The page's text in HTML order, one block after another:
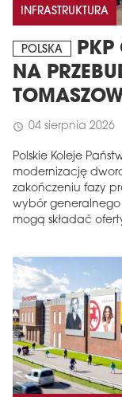
INFRASTRUKTURA
POLSKA
PKP
NA
schedule 04 sierpnia 2026
Polskie Koleje
modernizację
zakończeniu fazy
wybór
mogą składać